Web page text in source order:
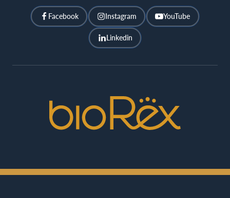
Facebook Instagram YouTube
Linkedin
Cinemas